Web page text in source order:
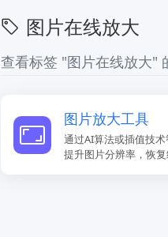
图片在线放大
查看标签 "图片在线放大"
图片放大工具
通过AI算法或插值技
提升图片分辨率，恢